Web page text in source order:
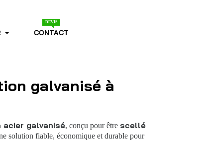
CONTACT
DEVIS
galvanisé à
acier galvanisé, conçu pour être scellé
solution fiable, économique et durable pour